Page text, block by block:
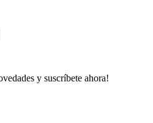
y suscríbete ahora!